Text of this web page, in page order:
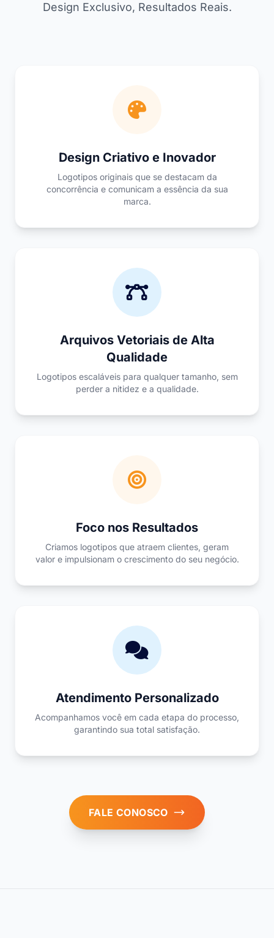
Design Exclusivo, Resultados Reais.
Design Criativo e Inovador
Logotipos originais que se destacam da
concorrência e comunicam a essência da sua
marca.
Arquivos Vetoriais de Alta
Qualidade
Logotipos escaláveis para qualquer tamanho, sem
perder a nitidez e a qualidade.
Foco nos Resultados
Criamos logotipos que atraem clientes, geram
valor e impulsionam o crescimento do seu negócio.
Atendimento Personalizado
Acompanhamos você em cada etapa do processo,
garantindo sua total satisfação.
FALE CONOSCO